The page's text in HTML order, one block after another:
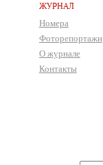
ЖУРНАЛ
Номера
Фоторепортажи
О журнале
Контакты